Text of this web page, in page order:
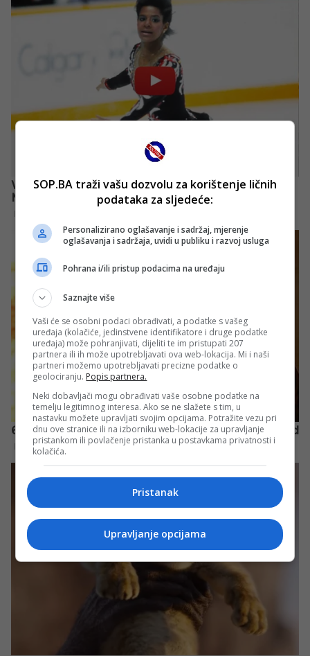
SOP.BA traži vašu dozvolu za korištenje ličnih
podataka za sljedeće:
Personalizirano oglašavanje i sadržaj, mjerenje
oglašavanja i sadržaja, uvidi u publiku i razvoj usluga
Pohrana i/ili pristup podacima na uređaju
Saznajte više
Vaši će se osobni podaci obrađivati, a podatke s vašeg
uređaja (kolačiće, jedinstvene identifikatore i druge podatke
uređaja) može pohranjivati, dijeliti te im pristupati 207
partnera ili ih može upotrebljavati ova web-lokacija. Mi i naši
partneri možemo upotrebljavati precizne podatke o
geolociranju. Popis partnera.
Neki dobavljači mogu obrađivati vaše osobne podatke na
temelju legitimnog interesa. Ako se ne slažete s tim, u
nastavku možete upravljati svojim opcijama. Potražite vezu pri
dnu ove stranice ili na izborniku web-lokacije za upravljanje
pristankom ili povlačenje pristanka u postavkama privatnosti i
kolačića.
Pristanak
Upravljanje opcijama